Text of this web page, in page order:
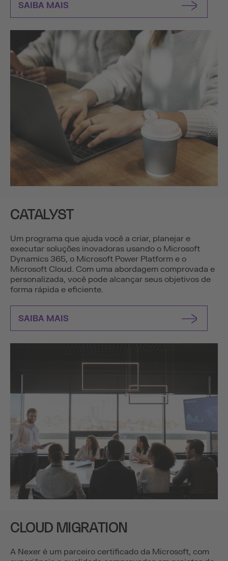
SAIBA MAIS
CATALYST
Um programa que ajuda você a criar, planejar e
executar soluções inovadoras usando o Microsoft
Dynamics 365, o Microsoft Power Platform e o
Microsoft Cloud. Com uma abordagem comprovada e
personalizada, você pode alcançar seus objetivos de
forma rápida e eficiente.
SAIBA MAIS
CLOUD MIGRATION
A Nexer é um parceiro certificado da Microsoft, com